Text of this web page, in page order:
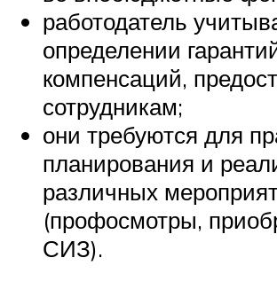
работодатель
определении
компенсаций,
сотрудникам;
они требуются для
планирования и
различных
(профосмотры,
СИЗ).